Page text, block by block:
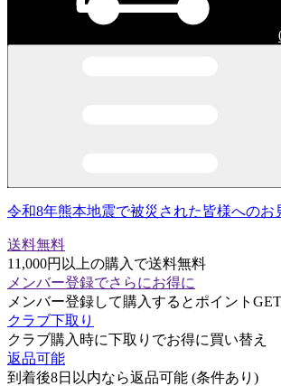
令和8年熊本地震で被災された皆様へのお
送料無料
11,000円以上の購入で送料無料
メンバー登録でさらにお得に
メンバー登録して購入するとポイントGET
クラブ下取り
クラブ購入時に下取りでお得に買い替え
返品可能
到着後8日以内なら返品可能 (条件あり)